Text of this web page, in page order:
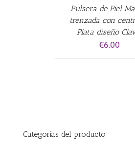
Pulsera de Piel
trenzada con
Plata diseño
€6.00
Categorías del producto